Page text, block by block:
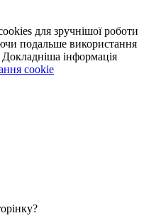
для зручнішої роботи
подальше використання
інформація
cookie